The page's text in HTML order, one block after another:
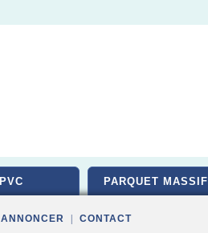
PVC PARQUET MASSIF
ANNONCER CONTACT